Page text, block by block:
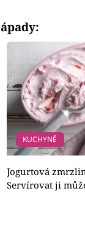
KUCHYNĚ
Jogurtová
Servírovat ji